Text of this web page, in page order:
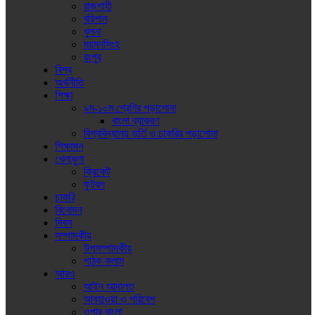
রাজশাহী
বরিশাল
খুলনা
ময়মনসিংহ
রংপুর
বিশ্ব
অর্থনীতি
শিক্ষা
৯ম-১০ম শ্রেণির পড়াশোনা
বাংলা ব্যাকরণ
বিশ্ববিদ্যালয় ভর্তি ও চাকরির পড়াশোনা
শিক্ষাঙ্গন
খেলাধুলা
ক্রিকেট
ফুটবল
চাকরি
বিনোদন
দিবস
সম্পাদকীয়
উপসম্পাদকীয়
পাঠক কলাম
আরও
আইন আদালত
আবহাওয়া ও পরিবেশ
ওপার বাংলা